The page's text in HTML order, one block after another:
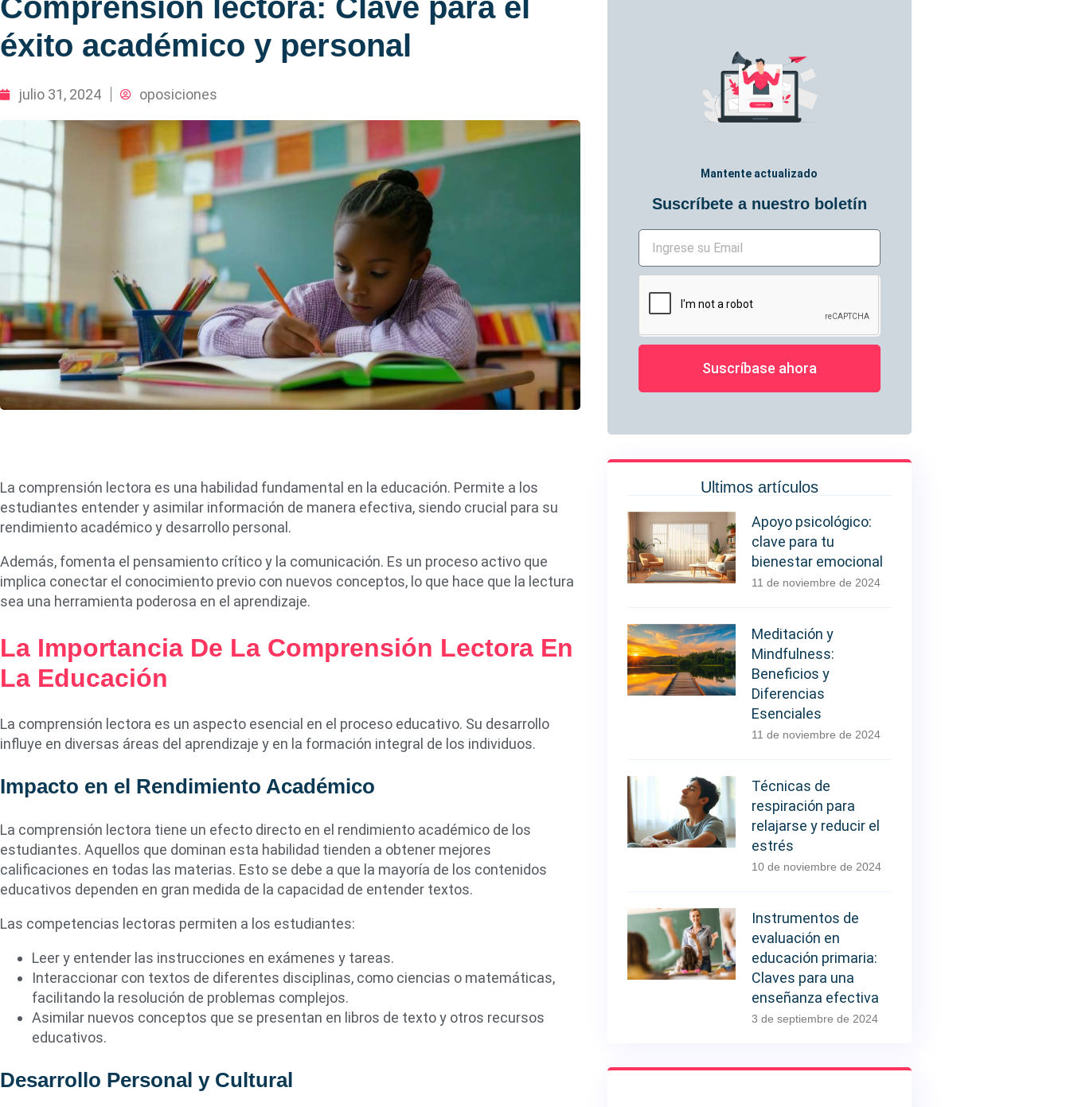
Comprensión lectora: Clave para el
éxito académico y personal
julio 31, 2024 oposiciones
La comprensión lectora es una habilidad fundamental en la educación. Permite a los
estudiantes entender y asimilar información de manera efectiva, siendo crucial para su
rendimiento académico y desarrollo personal.
Además, fomenta el pensamiento crítico y la comunicación. Es un proceso activo que
implica conectar el conocimiento previo con nuevos conceptos, lo que hace que la lectura
sea una herramienta poderosa en el aprendizaje.
La Importancia De La Comprensión Lectora En
La Educación
La comprensión lectora es un aspecto esencial en el proceso educativo. Su desarrollo
influye en diversas áreas del aprendizaje y en la formación integral de los individuos.
Impacto en el Rendimiento Académico
La comprensión lectora tiene un efecto directo en el rendimiento académico de los
estudiantes. Aquellos que dominan esta habilidad tienden a obtener mejores
calificaciones en todas las materias. Esto se debe a que la mayoría de los contenidos
educativos dependen en gran medida de la capacidad de entender textos.
Las competencias lectoras permiten a los estudiantes:
Leer y entender las instrucciones en exámenes y tareas.
Interaccionar con textos de diferentes disciplinas, como ciencias o matemáticas,
facilitando la resolución de problemas complejos.
Asimilar nuevos conceptos que se presentan en libros de texto y otros recursos
educativos.
Desarrollo Personal y Cultural
Mantente actualizado
Suscríbete a nuestro boletín
Suscríbase ahora
Ultimos artículos
Apoyo psicológico:
clave para tu
bienestar emocional
11 de noviembre de 2024
Meditación y
Mindfulness:
Beneficios y
Diferencias
Esenciales
11 de noviembre de 2024
Técnicas de
respiración para
relajarse y reducir el
estrés
10 de noviembre de 2024
Instrumentos de
evaluación en
educación primaria:
Claves para una
enseñanza efectiva
3 de septiembre de 2024